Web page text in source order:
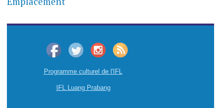
Programme culturel de l'IFL
IFL Luang Prabang